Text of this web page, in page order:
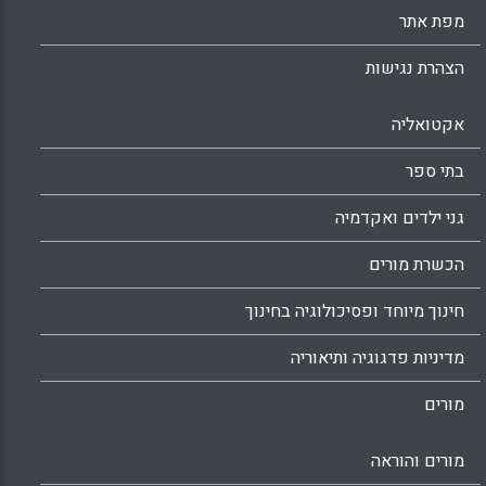
מפת אתר
הצהרת נגישות
אקטואליה
בתי ספר
גני ילדים ואקדמיה
הכשרת מורים
חינוך מיוחד ופסיכולוגיה בחינוך
מדיניות פדגוגיה ותיאוריה
מורים
מורים והוראה